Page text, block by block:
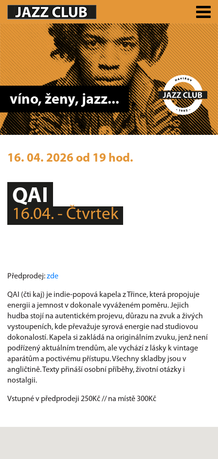
víno, ženy, jazz...
16. 04. 2026 od 19 hod.
QAI
16.04. - Čtvrtek
Předprodej:zde
QAI (čti kaj) je indie-popová kapela z Třince, která propojuje
energii a jemnost v dokonale vyváženém poměru. Jejich
hudba stojí na autentickém projevu, důrazu na zvuk a živých
vystoupeních, kde převažuje syrová energie nad studiovou
dokonalostí. Kapela si zakládá na originálním zvuku, jenž není
podřízený aktuálním trendům, ale vychází z lásky k vintage
aparátům a poctivému přístupu. Všechny skladby jsou v
angličtině. Texty přináší osobní příběhy, životní otázky i
nostalgii.
Vstupné v předprodeji 250Kč // na místě 300Kč